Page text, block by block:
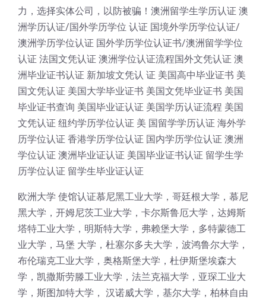
力，选择实体公司，以防被骗！澳洲留学生学历认证 澳
洲学历认证/国外学历学位 认证 国境外学历学位认证/
澳洲学历学位认证 国外学历学位认证书/澳洲留学学位
认证 法国文凭认证 澳洲学位认证流程国外文凭认证 澳
洲毕业证书认证 新加坡文凭认 证 美国高中毕业证书 美
国文凭认证 美国大学毕业证书 美国文凭毕业证书 美国
毕业证书查询 美国毕业证认证 美国学历认证流程 美国
文凭认证 纽约学历学位认证 美 国留学学历认证 海外学
历学位认证 香港学历学位认证 国内学历学位认证 澳洲
学位认证 澳洲毕业证认证 美国毕业证书认证 留学生学
历学位认证 留学生毕业证认证
欧洲大学 使馆认证慕尼黑工业大学，哥廷根大学，慕尼
黑大学，开姆尼茨工业大学，卡尔斯鲁厄大学，达姆斯
塔特工业大学，明斯特大学，弗赖堡大学，多特蒙德工
业大学，马堡 大学，杜塞尔多夫大学，波鸿鲁尔大学，
布伦瑞克工业大学，奥格斯堡大学，杜伊斯堡埃森大
学，凯撒斯劳滕工业大学，法兰克福大学，亚琛工业大
学，斯图加特大学， 汉诺威大学，基尔大学，柏林自由